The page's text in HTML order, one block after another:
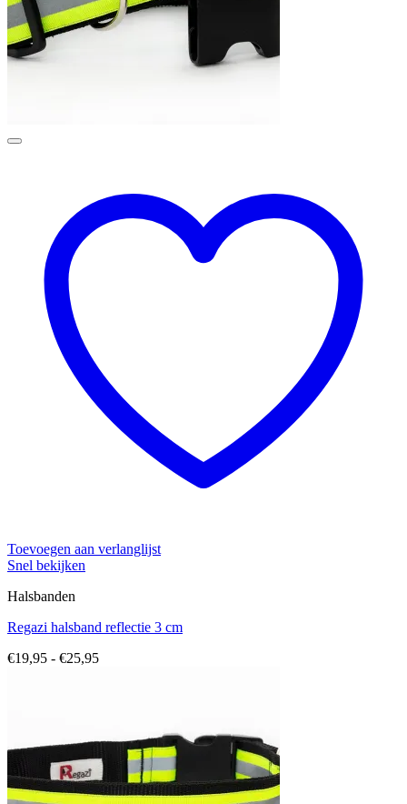
Toevoegen aan verlanglijst
Snel bekijken
Halsbanden
Regazi halsband reflectie 3 cm
€19,95 - €25,95Prijsklasse: